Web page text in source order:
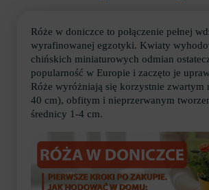
Róże w doniczce to połączenie pełnej
wyrafinowanej egzotyki. Kwiaty
chińskich miniaturowych odmian
popularność w Europie i zaczęto je
Róże wyróżniają się korzystnie zwartym
40 cm), obfitym i nieprzerwanym
średnicy 1-4 cm.